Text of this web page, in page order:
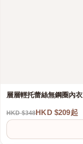
層層輕托蕾絲無鋼圈內衣
HKD $348HKD $209起